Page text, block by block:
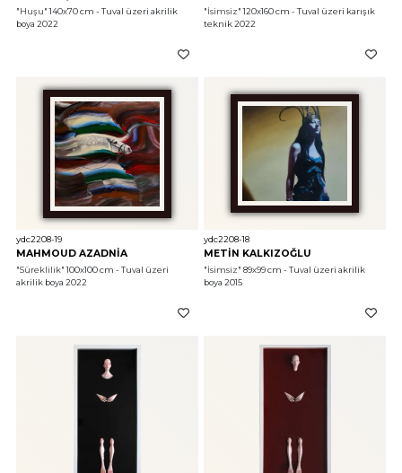
"Huşu" 140x70 cm - Tuval üzeri akrilik
boya 2022
"İsimsiz" 120x160 cm - Tuval üzeri karışık
teknik 2022
ydc2208-19
MAHMOUD AZADNİA
"Süreklilik" 100x100 cm - Tuval üzeri
akrilik boya 2022
ydc2208-18
METİN KALKIZOĞLU
"İsimsiz" 89x99 cm - Tuval üzeri akrilik
boya 2015